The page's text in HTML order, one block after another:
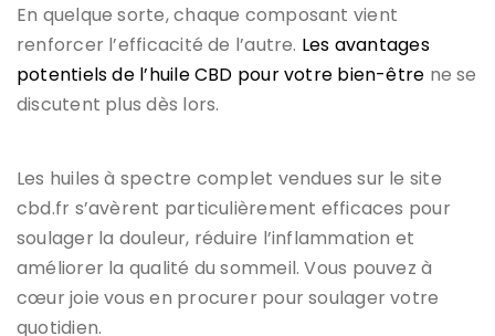
En quelque sorte, chaque composant vient
renforcer l’efficacité de l’autre. Les avantages
potentiels de l’huile CBD pour votre bien-être ne se
discutent plus dès lors.
Les huiles à spectre complet vendues sur le site
cbd.fr s’avèrent particulièrement efficaces pour
soulager la douleur, réduire l’inflammation et
améliorer la qualité du sommeil. Vous pouvez à
cœur joie vous en procurer pour soulager votre
quotidien.